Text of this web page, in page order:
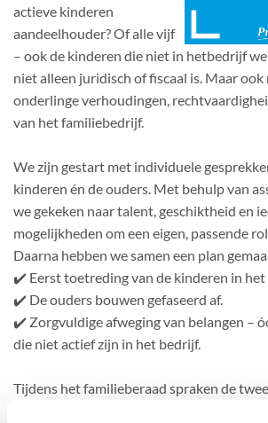
actieve kinderen
aandeelhouder? Of alle vijf
– ook de kinderen die niet in hetbedrijf
niet alleen juridisch of fiscaal is. Maar ook
onderlinge verhoudingen,
van het familiebedrijf.
We zijn gestart met individuele
kinderen én de ouders. Met behulp van
we gekeken naar talent, geschiktheid en
mogelijkheden om een eigen, passende
Daarna hebben we samen een plan
✔️ Eerst toetreding van de kinderen in het
✔️ De ouders bouwen gefaseerd af.
✔️ Zorgvuldige afweging van belangen –
die niet actief zijn in het bedrijf.
Tijdens het familieberaad spraken de
actief zijn binnen het bedrijf uit dat zij wél